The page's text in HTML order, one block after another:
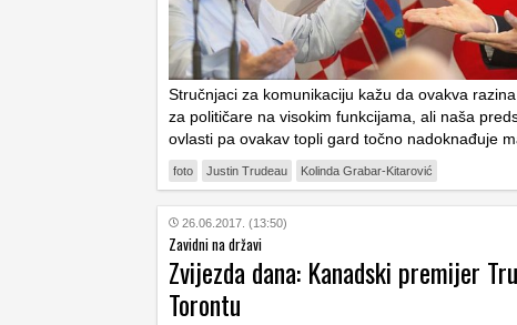
Stručnjaci za komunikaciju kažu da ovakva
za političare na visokim funkcijama, ali naša
ovlasti pa ovakav topli gard točno nadoknađuje
foto Justin Trudeau Kolinda Grabar-Kitarović
26.06.2017. (13:50)
Zavidni na državi
Zvijezda dana: Kanadski premijer
Torontu